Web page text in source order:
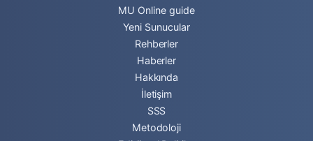
MU Online guide
Yeni Sunucular
Rehberler
Haberler
Hakkında
İletişim
SSS
Metodoloji